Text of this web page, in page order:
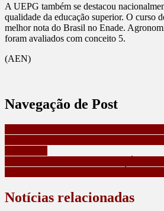
A UEPG também se destacou
qualidade da educação superior. O curso
melhor nota do Brasil no Enade.
foram avaliados com conceito 5.
(AEN)
Navegação de Post
Notícias relacionadas